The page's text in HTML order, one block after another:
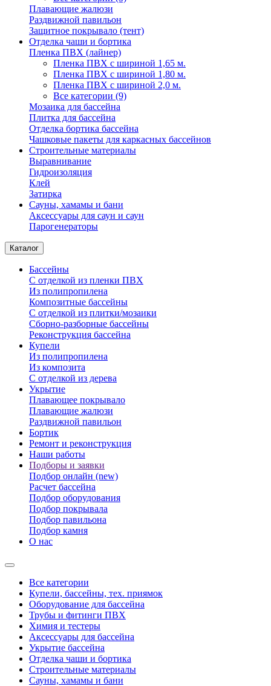
Плавающие жалюзи
Раздвижной павильон
Защитное покрывало (тент)
Отделка чаши и бортика
Пленка ПВХ (лайнер)
Пленка ПВХ с шириной 1,65 м.
Пленка ПВХ с шириной 1,80 м.
Пленка ПВХ с шириной 2,0 м.
Все категории (9)
Мозаика для бассейна
Плитка для бассейна
Отделка бортика бассейна
Чашковые пакеты для каркасных бассейнов
Строительные материалы
Выравнивание
Гидроизоляция
Клей
Затирка
Сауны, хамамы и бани
Аксессуары для саун и саун
Парогенераторы
Каталог
Бассейны
С отделкой из пленки ПВХ
Из полипропилена
Композитные бассейны
С отделкой из плитки/мозаики
Сборно-разборные бассейны
Реконструкция бассейна
Купели
Из полипропилена
Из композита
С отделкой из дерева
Укрытие
Плавающее покрывало
Плавающие жалюзи
Раздвижной павильон
Бортик
Ремонт и реконструкция
Наши работы
Подборы и заявки
Подбор онлайн (new)
Расчет бассейна
Подбор оборудования
Подбор покрывала
Подбор павильона
Подбор камня
О нас
Все категории
Купели, бассейны, тех. приямок
Оборудование для бассейна
Трубы и фитинги ПВХ
Химия и тестеры
Аксессуары для бассейна
Укрытие бассейна
Отделка чаши и бортика
Строительные материалы
Сауны, хамамы и бани